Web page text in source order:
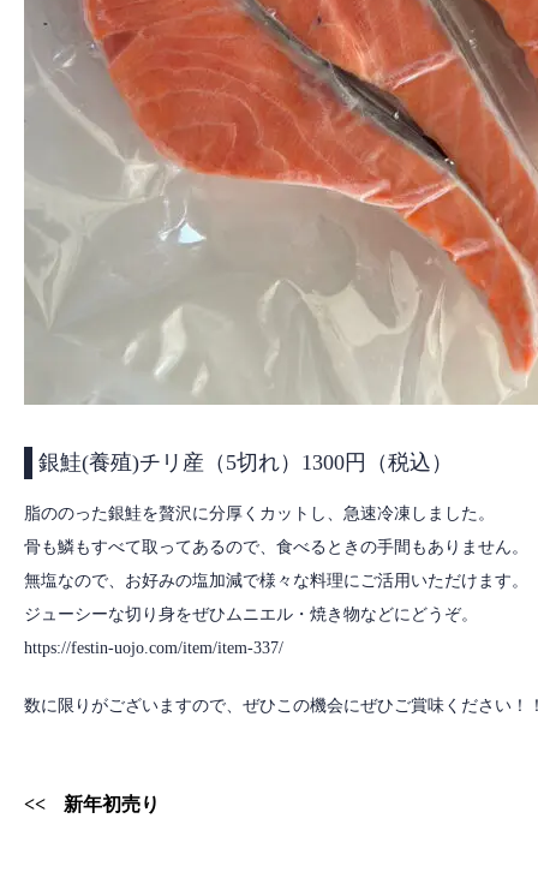
銀鮭(養殖)チリ産（5切れ）1300円（税込）
脂ののった銀鮭を贅沢に分厚くカットし、急速冷凍しました。
骨も鱗もすべて取ってあるので、食べるときの手間もありません。
無塩なので、お好みの塩加減で様々な料理にご活用いただけます。
ジューシーな切り身をぜひムニエル・焼き物などにどうぞ。
https://festin-uojo.com/item/item-337/
数に限りがございますので、ぜひこの機会にぜひご賞味ください！
新年初売り